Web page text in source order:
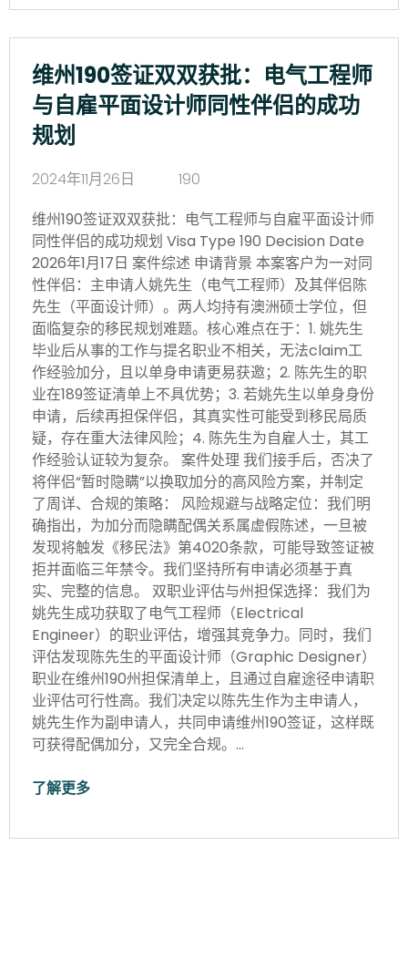
维州190签证双双获批：电气工程师
与自雇平面设计师同性伴侣的成功
规划
2024年11月26日
190
维州190签证双双获批：电气工程师与自雇平面设计师
同性伴侣的成功规划 Visa Type 190 Decision Date
2026年1月17日 案件综述 申请背景 本案客户为一对同
性伴侣：主申请人姚先生（电气工程师）及其伴侣陈
先生（平面设计师）。两人均持有澳洲硕士学位，但
面临复杂的移民规划难题。核心难点在于：1. 姚先生
毕业后从事的工作与提名职业不相关，无法claim工
作经验加分，且以单身申请更易获邀；2. 陈先生的职
业在189签证清单上不具优势；3. 若姚先生以单身身份
申请，后续再担保伴侣，其真实性可能受到移民局质
疑，存在重大法律风险；4. 陈先生为自雇人士，其工
作经验认证较为复杂。 案件处理 我们接手后，否决了
将伴侣“暂时隐瞒”以换取加分的高风险方案，并制定
了周详、合规的策略： 风险规避与战略定位：我们明
确指出，为加分而隐瞒配偶关系属虚假陈述，一旦被
发现将触发《移民法》第4020条款，可能导致签证被
拒并面临三年禁令。我们坚持所有申请必须基于真
实、完整的信息。 双职业评估与州担保选择：我们为
姚先生成功获取了电气工程师（Electrical
Engineer）的职业评估，增强其竞争力。同时，我们
评估发现陈先生的平面设计师（Graphic Designer）
职业在维州190州担保清单上，且通过自雇途径申请职
业评估可行性高。我们决定以陈先生作为主申请人，
姚先生作为副申请人，共同申请维州190签证，这样既
可获得配偶加分，又完全合规。…
了解更多